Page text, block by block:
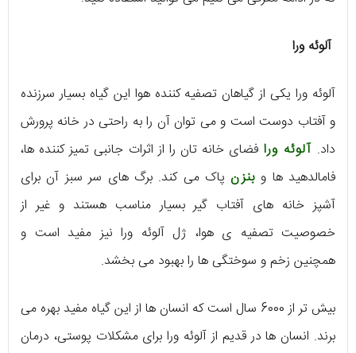
آلوئه ورا
آلوئه ورا یکی از گیاهان تصفیه کننده هوا این گیاه بسیار سرزنده
و آفتاب دوست است و می توان آن را به راحتی در خانه پرورش
داد. آلوئه ورا فضای خانه تان را از اثرات جانبی تمیز کننده ها،
فامالدهید ها وبنزنپاک می کند. برگ های سر سبز آن برای
آشپز خانه های آفتاب گیر بسیار مناسب هستند و غیر از
خصوصیت تصفیه ی هوا، ژل آلوئه ورا نیز مفید است و
همچنین زخم و سوختگی ها را بهبود می بخشد.
بیش تر از 6000 سال است که انسان ها از این گیاه مفید بهره می
برند. انسان ها در قدیم از آلوئه ورا برای مشکلات پوستی، درمان